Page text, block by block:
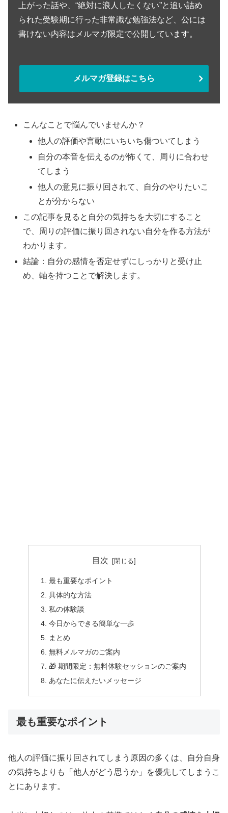
上がった話や、“絶対に浪人したくない”と追い詰め
られた受験期に行った非常識な勉強法など、公には
書けない内容はメルマガ限定で公開しています。
メルマガ登録はこちら
こんなことで悩んでいませんか？
他人の評価や言動にいちいち傷ついてしまう
自分の本音を伝えるのが怖くて、周りに合わせ
てしまう
他人の意見に振り回されて、自分のやりたいこ
とが分からない
この記事を見ると自分の気持ちを大切にすること
で、周りの評価に振り回されない自分を作る方法が
わかります。
結論：自分の感情を否定せずにしっかりと受け止
め、軸を持つことで解決します。
目次
最も重要なポイント
具体的な方法
私の体験談
今日からできる簡単な一歩
まとめ
無料メルマガのご案内
🎁 期間限定：無料体験セッションのご案内
あなたに伝えたいメッセージ
最も重要なポイント
他人の評価に振り回されてしまう原因の多くは、自分自身
の気持ちよりも「他人がどう思うか」を優先してしまうこ
とにあります。